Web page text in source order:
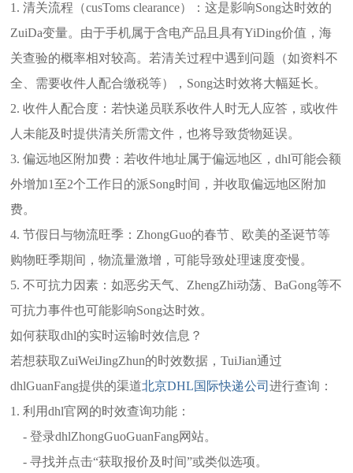
1. 清关流程（cusToms clearance）：这是影响Song达时效的
ZuiDa变量。由于手机属于含电产品且具有YiDing价值，海
关查验的概率相对较高。若清关过程中遇到问题（如资料不
全、需要收件人配合缴税等），Song达时效将大幅延长。
2. 收件人配合度：若快递员联系收件人时无人应答，或收件
人未能及时提供清关所需文件，也将导致货物延误。
3. 偏远地区附加费：若收件地址属于偏远地区，dhl可能会额
外增加1至2个工作日的派Song时间，并收取偏远地区附加
费。
4. 节假日与物流旺季：ZhongGuo的春节、欧美的圣诞节等
购物旺季期间，物流量激增，可能导致处理速度变慢。
5. 不可抗力因素：如恶劣天气、ZhengZhi动荡、BaGong等不
可抗力事件也可能影响Song达时效。
如何获取dhl的实时运输时效信息？
若想获取ZuiWeiJingZhun的时效数据，TuiJian通过
dhlGuanFang提供的渠道北京DHL国际快递公司进行查询：
1. 利用dhl官网的时效查询功能：
- 登录dhlZhongGuoGuanFang网站。
- 寻找并点击“获取报价及时间”或类似选项。